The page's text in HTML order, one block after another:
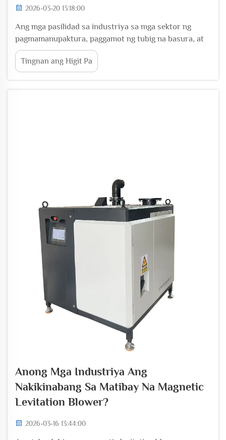
2026-03-20 13:18:00
Ang mga pasilidad sa industriya sa mga sektor ng
pagmamanupaktura, paggamot ng tubig na basura, at
HVAC ay palaging nahihirapan sa polusyon dulot ng
ingay mula sa tradisyonal na mga sistema ng blower.
Ang rebolusyonaryong teknolohiya ng magnetic
Tingnan ang Higit Pa
Anong Mga Industriya Ang
Nakikinabang Sa Matibay Na Magnetic
Levitation Blower?
2026-03-16 13:44:00